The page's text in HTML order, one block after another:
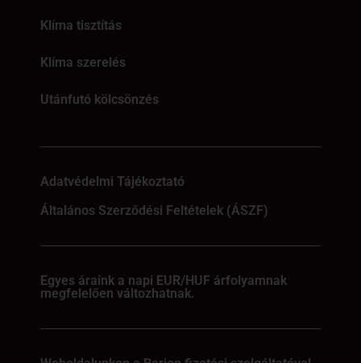
Klíma tisztítás
Klíma szerelés
Utánfutó kölcsönzés
Adatvédelmi Tájékoztató
Általános Szerződési Feltételek (ÁSZF)
Egyes áraink a napi EUR/HUF árfolyamnak
megfelelően változhatnak.